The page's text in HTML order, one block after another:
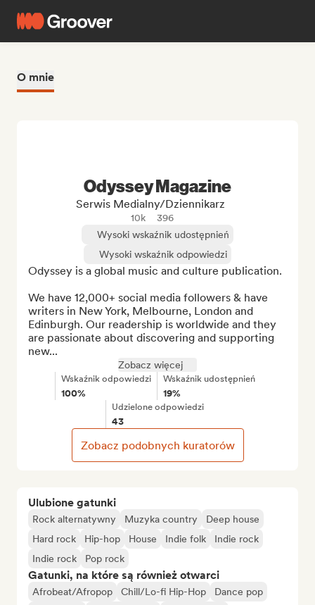
O mnie
Ulubione gatunki
Rock alternatywny Muzyka country
Deep house
Hard rock
Hip-hop House Indie folk
Indie rock
Indie rock
Pop rock
Gatunki, na które są również otwarci
Afrobeat/Afropop Chill/Lo-fi Hip-Hop
Dance pop
Odyssey Magazine
Serwis Medialny/Dziennikarz
10k
396
Wysoki wskaźnik udostępnień
Wysoki wskaźnik odpowiedzi
Odyssey is a global music and culture publication.
We have 12,000+ social media followers & have
writers in New York, Melbourne, London and
Edinburgh. Our readership is worldwide and they
are passionate about discovering and supporting
new...
Zobacz więcej
Wskaźnik odpowiedzi
100%
Wskaźnik udostępnień
19%
Udzielone odpowiedzi
43
Zobacz podobnych kuratorów